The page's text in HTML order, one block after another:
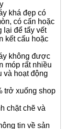
khá đẹp có
có cấn hoặc
lại để tẩy vết
kết cấu hoặc
không được
móp rất nhiều
và hoạt động
trở xuống shop
chặt chẽ và
tin về sản